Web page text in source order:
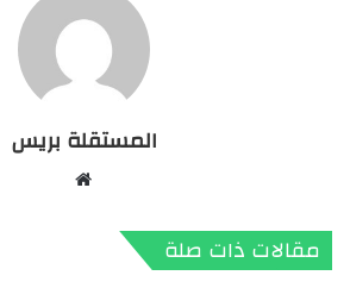
المستقلة بريس
مقالات ذات صلة